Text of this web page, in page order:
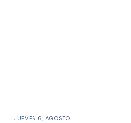
JUEVES 6, AGOSTO